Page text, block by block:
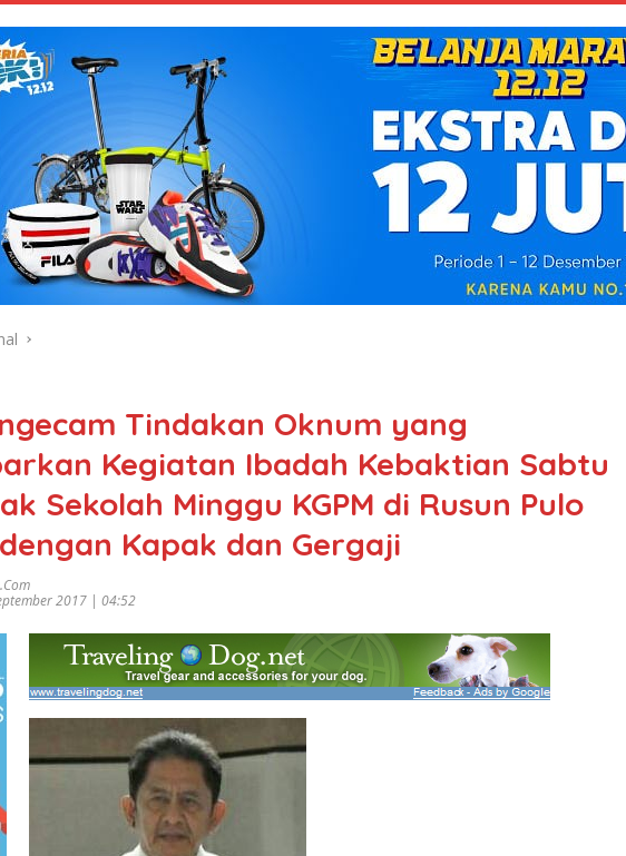
Tindakan Oknum yang
Kegiatan Ibadah Kebaktian Sabtu
Sekolah Minggu KGPM di Rusun Pulo
Kapak dan Gergaji
2017 | 04:52